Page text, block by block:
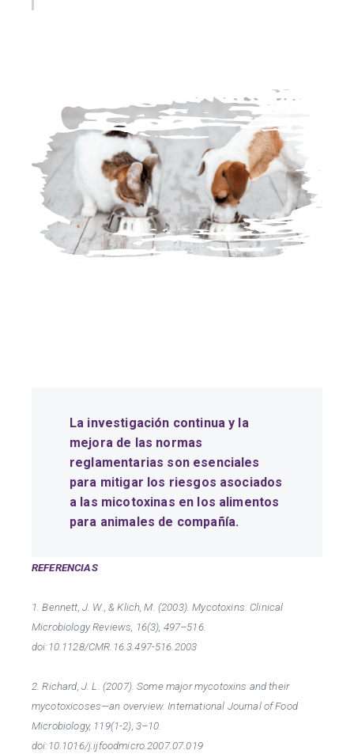
La investigación continua y la
mejora de las normas
reglamentarias son esenciales
para mitigar los riesgos asociados
a las micotoxinas en los alimentos
para animales de compañía.
REFERENCIAS
1. Bennett, J. W., & Klich, M. (2003). Mycotoxins. Clinical
Microbiology Reviews, 16(3), 497–516.
doi:10.1128/CMR.16.3.497-516.2003
2. Richard, J. L. (2007). Some major mycotoxins and their
mycotoxicoses—an overview. International Journal of Food
Microbiology, 119(1-2), 3–10.
doi:10.1016/j.ijfoodmicro.2007.07.019